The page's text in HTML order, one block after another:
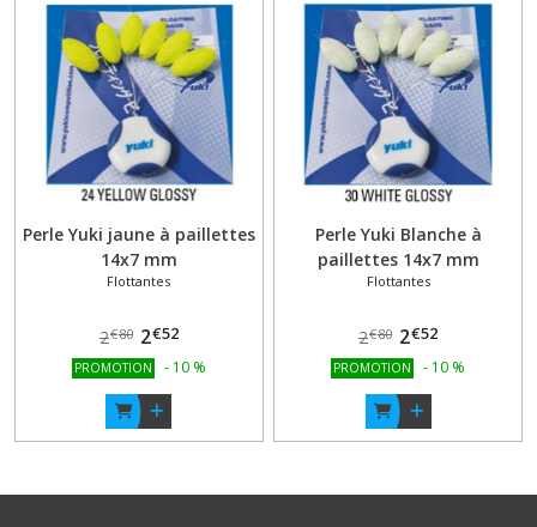
Perle Yuki jaune à paillettes
14x7 mm
Flottantes
2€80 2€52
PROMOTION - 10 %
Perle Yuki Blanche à
paillettes 14x7 mm
Flottantes
2€80 2€52
PROMOTION - 10 %